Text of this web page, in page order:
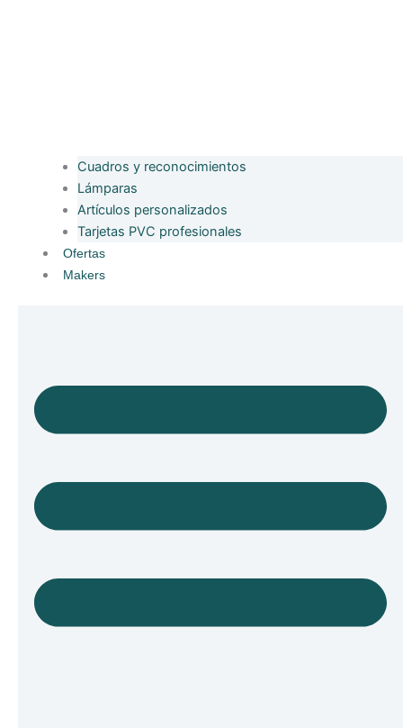
Cuadros y reconocimientos
Lámparas
Artículos personalizados
Tarjetas PVC profesionales
Ofertas
Makers